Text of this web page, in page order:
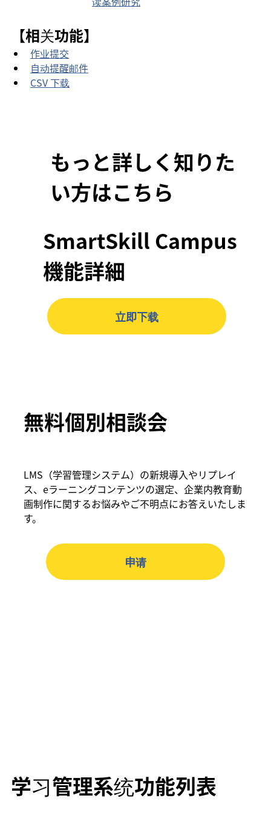
【相关功能】
作业提交
自动提醒邮件
CSV 下载
もっと詳しく知りた
い方はこちら
SmartSkill Campus
機能詳細
立即下载
無料個別相談会
LMS（学習管理システム）の新規導入やリプレイ
ス、eラーニングコンテンツの選定、企業内教育動
画制作に関するお悩みやご不明点にお答えいたしま
す。
申请
学习管理系统功能列表